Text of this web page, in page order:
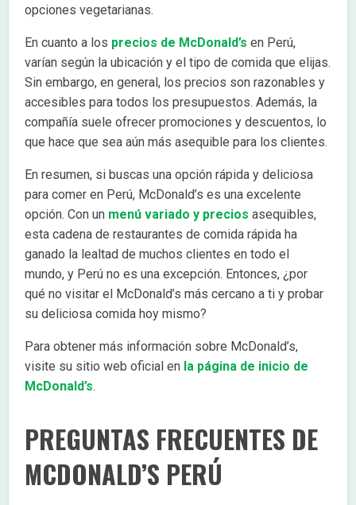
opciones vegetarianas.
En cuanto a los precios de McDonald’s en Perú,
varían según la ubicación y el tipo de comida que elijas.
Sin embargo, en general, los precios son razonables y
accesibles para todos los presupuestos. Además, la
compañía suele ofrecer promociones y descuentos, lo
que hace que sea aún más asequible para los clientes.
En resumen, si buscas una opción rápida y deliciosa
para comer en Perú, McDonald’s es una excelente
opción. Con un menú variado y precios asequibles,
esta cadena de restaurantes de comida rápida ha
ganado la lealtad de muchos clientes en todo el
mundo, y Perú no es una excepción. Entonces, ¿por
qué no visitar el McDonald’s más cercano a ti y probar
su deliciosa comida hoy mismo?
Para obtener más información sobre McDonald’s,
visite su sitio web oficial en la página de inicio de
McDonald’s.
PREGUNTAS FRECUENTES DE
MCDONALD’S PERÚ